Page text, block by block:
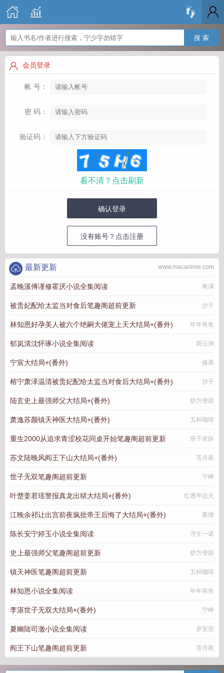
搜 索
会员登录
帐 号：
密 码：
验证码：
看不清？点击刷新
确认登录
没有账号？点击注册
www.macanime.com
最新更新
孟晚溪傅谨修霍厌小说全集阅读 将满
被贵妃配给太监当对食后笔趣阁超前更新 沙子
林知恩好孕美人被六个绝嗣大佬宠上天大结局+(番外) 年年有鱼
郁岚清沈怀琢小说全集阅读 观云涧
宁宸大结局+(番外) 修果
榕宁萧泽温清被贵妃配给太监当对食后大结局+(番外) 沙子
陆玄史上最强师父大结局+(番外) 炒方便面
萧逸苏颜镇天神医大结局+(番外) 五杯咖啡
重生2000从追求青涩校花同桌开始笔趣阁超前更新 痞子老妖
苏文陆晚风阎王下山大结局+(番外) 苍月夜
世子无双笔趣阁超前更新 宁峥
叶楚姜君瑶警报真龙出狱大结局+(番外) 红透半边天
江晚余祁让出宫前夜疯批帝王后悔了大结局+(番外) 素律
陈长安宁婷玉小说全集阅读 浮生一诺
史上最强师父笔趣阁超前更新 炒方便面
镇天神医笔趣阁超前更新 五杯咖啡
林知恩小说全集阅读 年年有鱼
李湛世子无双大结局+(番外) 宁峥
夏幽陆司澈小说全集阅读 岁安安
阎王下山笔趣阁超前更新 苍月夜